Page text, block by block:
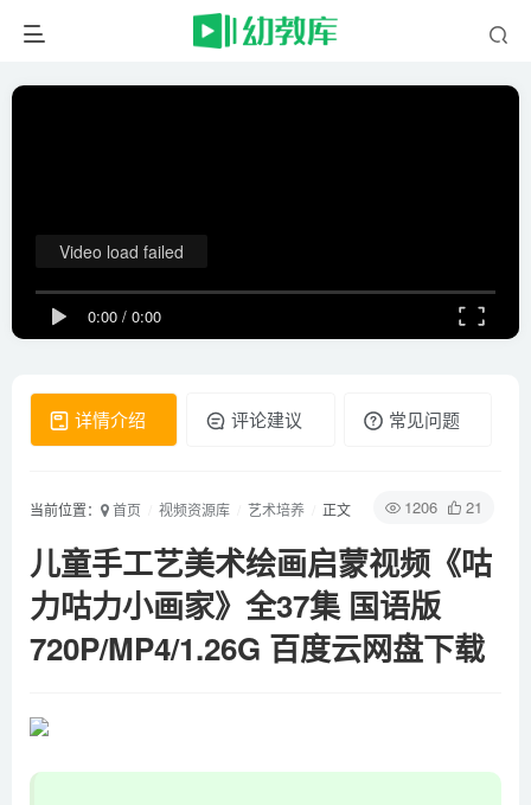
0:00 / 0:00
Video load failed
详情介绍 评论建议 常见问题
1206 21
当前位置： 首页 视频资源库 艺术培养 正文
儿童手工艺美术绘画启蒙视频《咕
力咕力小画家》全37集 国语版
720P/MP4/1.26G 百度云网盘下载